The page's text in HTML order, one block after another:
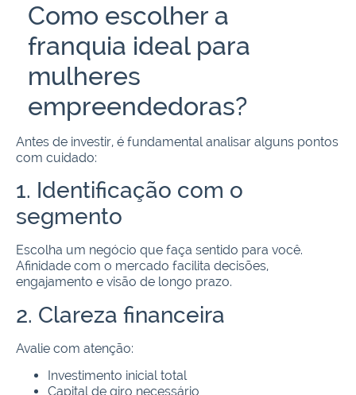
Como escolher a
franquia ideal para
mulheres
empreendedoras?
Antes de investir, é fundamental analisar alguns pontos
com cuidado:
1. Identificação com o
segmento
Escolha um negócio que faça sentido para você.
Afinidade com o mercado facilita decisões,
engajamento e visão de longo prazo.
2. Clareza financeira
Avalie com atenção:
Investimento inicial total
Capital de giro necessário